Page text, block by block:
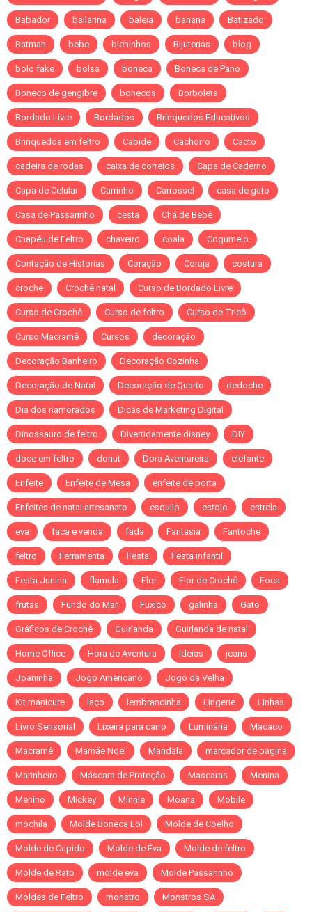
Babador bailarina baleia banana Batizado
Batman bebe bichinhos Bijuterias blog
bolo fake bolsa boneca Boneca de Pano
Boneco de gengibre bonecos Borboleta
Bordado Livre Bordados Brinquedos Educativos
Brinquedos em feltro Cabide Cachorro Cacto
cadeira de rodas caixa de correios Capa de Caderno
Capa de Celular Carrinho Carrossel casa de gato
Casa de Passarinho cesta Chá de Bebê
Chapéu de Feltro chaveiro coala Cogumelo
Contação de Historias Coração Coruja costura
croche Crochê natal Curso de Bordado Livre
Curso de Crochê Curso de feltro Curso de Tricô
Curso Macramê Cursos decoração
Decoração Banheiro Decoração Cozinha
Decoração de Natal Decoração de Quarto dedoche
Dia dos namorados Dicas de Marketing Digital
Dinossauro de feltro Divertidamente disney DIY
doce em feltro donut Dora Aventureira elefante
Enfeite Enfeite de Mesa enfeite de porta
Enfeites de natal artesanato esquilo estojo estrela
eva faca e venda fada Fantasia Fantoche
feltro Ferramenta Festa Festa infantil
Festa Junina flamula Flor Flor de Crochê Foca
frutas Fundo do Mar Fuxico galinha Gato
Gráficos de Crochê Guirlanda Guirlanda de natal
Home Office Hora de Aventura ideias jeans
Joaninha Jogo Americano Jogo da Velha
Kit manicure laço lembrancinha Lingerie Linhas
Livro Sensorial Lixeira para carro Luminária Macaco
Macramê Mamãe Noel Mandala marcador de pagina
Marinheiro Máscara de Proteção Mascaras Menina
Menino Mickey Minnie Moana Mobile
mochila Molde Boneca Lol Molde de Coelho
Molde de Cupido Molde de Eva Molde de feltro
Molde de Rato molde eva Molde Passarinho
Moldes de Feltro monstro Monstros SA